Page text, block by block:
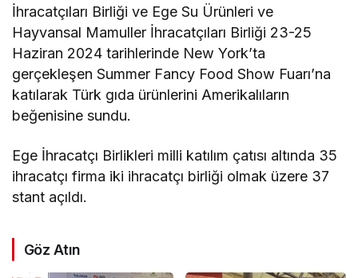
İhracatçıları Birliği ve Ege Su Ürünleri ve
Hayvansal Mamuller İhracatçıları Birliği 23-25
Haziran 2024 tarihlerinde New York’ta
gerçekleşen Summer Fancy Food Show Fuarı’na
katılarak Türk gıda ürünlerini Amerikalıların
beğenisine sundu.
Ege İhracatçı Birlikleri milli katılım çatısı altında 35
ihracatçı firma iki ihracatçı birliği olmak üzere 37
stant açıldı.
Göz Atın